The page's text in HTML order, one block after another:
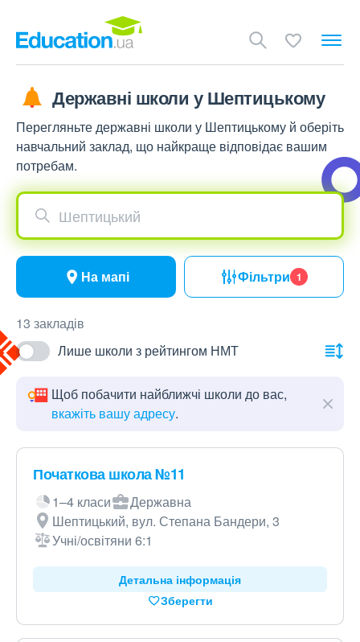
Державні школи у Шептицькому
Перегляньте державні школи у Шептицькому й оберіть
навчальний заклад, що найкраще відповідає вашим
потребам.
Шептицький
На мапі Фільтри 1
13 закладів
Лише школи з рейтингом НМТ
Щоб побачити найближчі школи до вас,
вкажіть вашу адресу.
Початкова школа №11
1–4 класи
Державна
Шептицький, вул. Степана Бандери, 3
Учні/освітяни 6:1
Детальна інформація
Зберегти